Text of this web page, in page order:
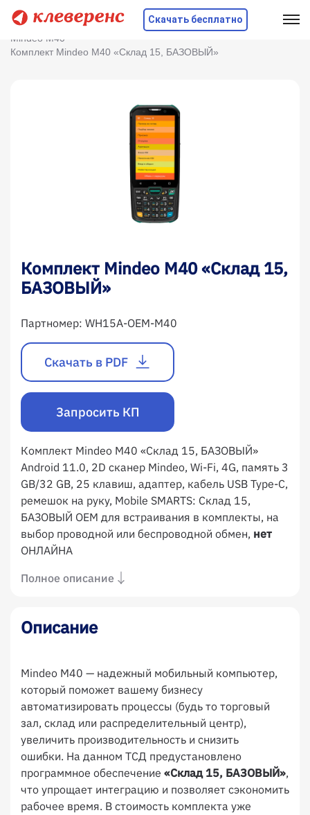
Скачать бесплатно
Главная Оборудование ТСД
Mindeo
Mindeo M40
Комплект Mindeo M40 «Склад 15, БАЗОВЫЙ»
Комплект Mindeo M40 «Склад 15,
БАЗОВЫЙ»
Партномер: WH15A-OEM-M40
Скачать в PDF
Запросить КП
Комплект Mindeo M40 «Склад 15, БАЗОВЫЙ»
Android 11.0, 2D сканер Mindeo, Wi-Fi, 4G, память 3
GB/32 GB, 25 клавиш, адаптер, кабель USB Type-С,
ремешок на руку, Mobile SMARTS: Склад 15,
БАЗОВЫЙ OEM для встраивания в комплекты, на
выбор проводной или беспроводной обмен, нет
ОНЛАЙНА
Полное описание
Описание
Mindeo M40 — надежный мобильный компьютер,
который поможет вашему бизнесу
автоматизировать процессы (будь то торговый
зал, склад или распределительный центр),
увеличить производительность и снизить
ошибки. На данном ТСД предустановлено
программное обеспечение «Склад 15, БАЗОВЫЙ»,
что упрощает интеграцию и позволяет сэкономить
рабочее время. В стоимость комплекта уже